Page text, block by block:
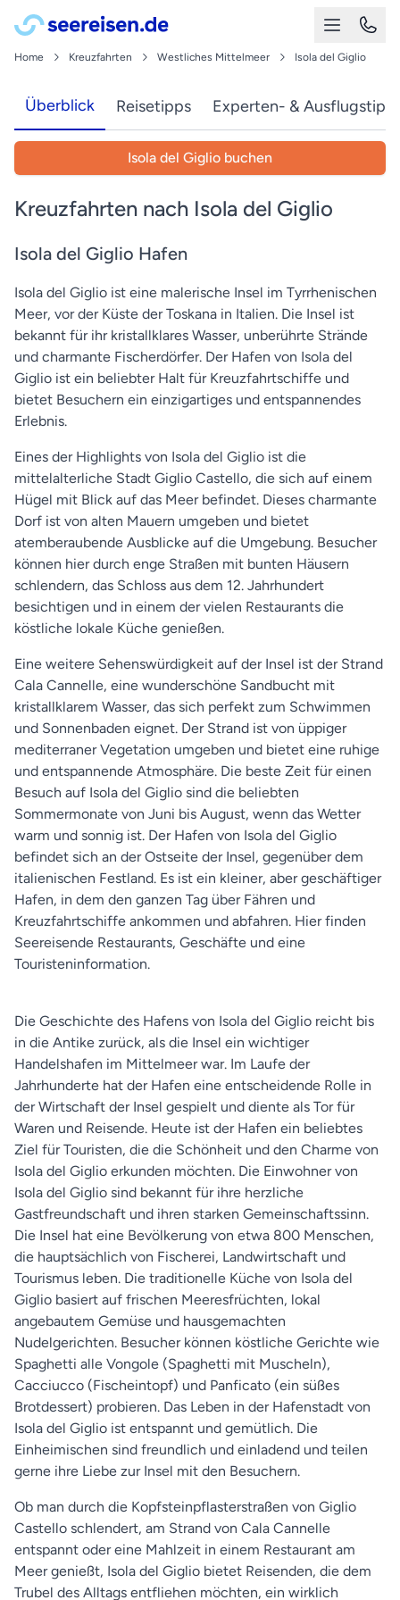
Home Kreuzfahrten Westliches Mittelmeer Isola del Giglio
Überblick Reisetipps Experten- &
Isola del Giglio buchen
Kreuzfahrten nach Isola del Giglio
Isola del Giglio Hafen
Isola del Giglio ist eine malerische Insel im Tyrrhenischen
Meer, vor der Küste der Toskana in Italien. Die Insel ist
bekannt für ihr kristallklares Wasser, unberührte Strände
und charmante Fischerdörfer. Der Hafen von Isola del
Giglio ist ein beliebter Halt für Kreuzfahrtschiffe und
bietet Besuchern ein einzigartiges und entspannendes
Erlebnis.
Eines der Highlights von Isola del Giglio ist die
mittelalterliche Stadt Giglio Castello, die sich auf einem
Hügel mit Blick auf das Meer befindet. Dieses charmante
Dorf ist von alten Mauern umgeben und bietet
atemberaubende Ausblicke auf die Umgebung. Besucher
können hier durch enge Straßen mit bunten Häusern
schlendern, das Schloss aus dem 12. Jahrhundert
besichtigen und in einem der vielen Restaurants die
köstliche lokale Küche genießen.
Eine weitere Sehenswürdigkeit auf der Insel ist der Strand
Cala Cannelle, eine wunderschöne Sandbucht mit
kristallklarem Wasser, das sich perfekt zum Schwimmen
und Sonnenbaden eignet. Der Strand ist von üppiger
mediterraner Vegetation umgeben und bietet eine ruhige
und entspannende Atmosphäre. Die beste Zeit für einen
Besuch auf Isola del Giglio sind die beliebten
Sommermonate von Juni bis August, wenn das Wetter
warm und sonnig ist. Der Hafen von Isola del Giglio
befindet sich an der Ostseite der Insel, gegenüber dem
italienischen Festland. Es ist ein kleiner, aber geschäftiger
Hafen, in dem den ganzen Tag über Fähren und
Kreuzfahrtschiffe ankommen und abfahren. Hier finden
Seereisende Restaurants, Geschäfte und eine
Touristeninformation.
Die Geschichte des Hafens von Isola del Giglio reicht bis
in die Antike zurück, als die Insel ein wichtiger
Handelshafen im Mittelmeer war. Im Laufe der
Jahrhunderte hat der Hafen eine entscheidende Rolle in
der Wirtschaft der Insel gespielt und diente als Tor für
Waren und Reisende. Heute ist der Hafen ein beliebtes
Ziel für Touristen, die die Schönheit und den Charme von
Isola del Giglio erkunden möchten. Die Einwohner von
Isola del Giglio sind bekannt für ihre herzliche
Gastfreundschaft und ihren starken Gemeinschaftssinn.
Die Insel hat eine Bevölkerung von etwa 800 Menschen,
die hauptsächlich von Fischerei, Landwirtschaft und
Tourismus leben. Die traditionelle Küche von Isola del
Giglio basiert auf frischen Meeresfrüchten, lokal
angebautem Gemüse und hausgemachten
Nudelgerichten. Besucher können köstliche Gerichte wie
Spaghetti alle Vongole (Spaghetti mit Muscheln),
Cacciucco (Fischeintopf) und Panficato (ein süßes
Brotdessert) probieren. Das Leben in der Hafenstadt von
Isola del Giglio ist entspannt und gemütlich. Die
Einheimischen sind freundlich und einladend und teilen
gerne ihre Liebe zur Insel mit den Besuchern.
Ob man durch die Kopfsteinpflasterstraßen von Giglio
Castello schlendert, am Strand von Cala Cannelle
entspannt oder eine Mahlzeit in einem Restaurant am
Meer genießt, Isola del Giglio bietet Reisenden, die dem
Trubel des Alltags entfliehen möchten, ein wirklich